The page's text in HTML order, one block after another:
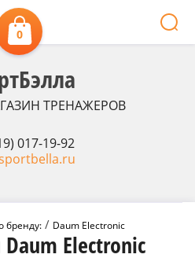
0
017-19-92
ТРЕНАЖЕРОВ
бренду: / Daum Electronic
Electronic